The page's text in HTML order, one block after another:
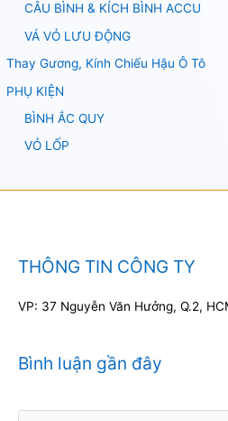
CÂU BÌNH & KÍCH BÌNH ACCU
VÁ VỎ LƯU ĐỘNG
Thay Gương, Kính Chiếu Hậu Ô Tô
PHỤ KIỆN
BÌNH ẮC QUY
VỎ LỐP
THÔNG TIN CÔNG TY
VP: 37 Nguyễn Văn Hưởng, Q.2,
Bình luận gần đây